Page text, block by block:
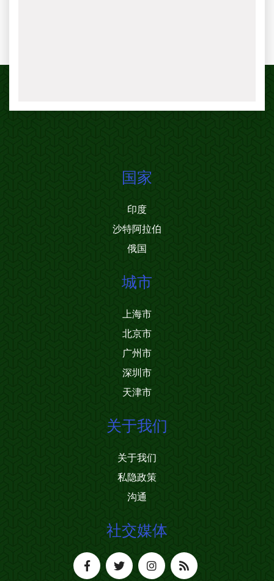
国家
印度
沙特阿拉伯
俄国
城市
上海市
北京市
广州市
深圳市
天津市
关于我们
关于我们
私隐政策
沟通
社交媒体